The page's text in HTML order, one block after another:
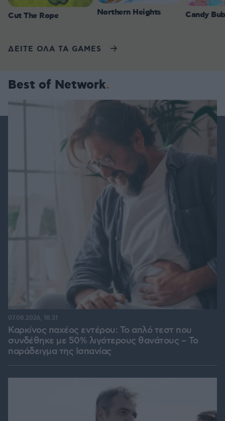
Cut The Rope Northern Heights Candy
ΔΕΙΤΕ ΟΛΑ ΤΑ GAMES
Best of Network
Καρκίνος παχέος εντέρου: Το απλό τεστ που
συνδέθηκε με 50% λιγότερους θανάτους – Το
παράδειγμα της Ισπανίας
07.08.2026, 18:31